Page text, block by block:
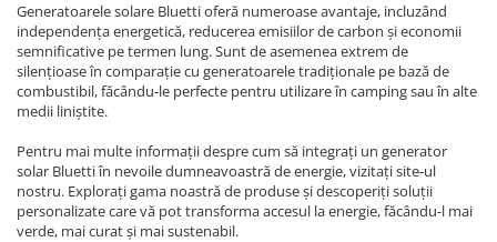
Generatoarele solare Bluetti oferă numeroase avantaje, incluzând
independența energetică, reducerea emisiilor de carbon și economii
semnificative pe termen lung. Sunt de asemenea extrem de
silențioase în comparație cu generatoarele tradiționale pe bază de
combustibil, făcându-le perfecte pentru utilizare în camping sau în alte
medii liniștite.
Pentru mai multe informații despre cum să integrați un generator
solar Bluetti în nevoile dumneavoastră de energie, vizitați site-ul
nostru. Explorați gama noastră de produse și descoperiți soluții
personalizate care vă pot transforma accesul la energie, făcându-l mai
verde, mai curat și mai sustenabil.